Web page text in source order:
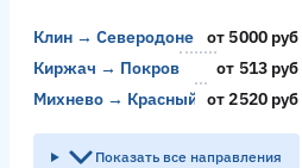
Клин → Северодонецкот 5000 руб
Киржач → Покров
от 513 руб
Михнево → Красный Колосот 2520 руб
Показать все направления